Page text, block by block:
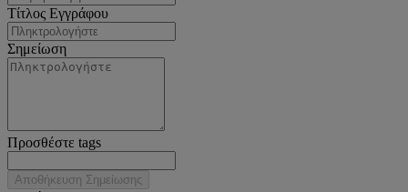
Τίτλος Εγγράφου
Σημείωση
Προσθέστε tags
Αποθήκευση Σημείωσης